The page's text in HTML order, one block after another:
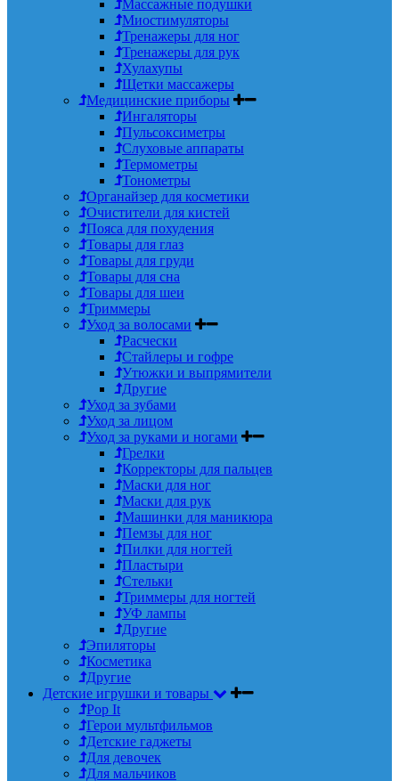
Массажные подушки
Миостимуляторы
Тренажеры для ног
Тренажеры для рук
Хулахупы
Щетки массажеры
Медицинские приборы
Ингаляторы
Пульсоксиметры
Слуховые аппараты
Термометры
Тонометры
Органайзер для косметики
Очистители для кистей
Пояса для похудения
Товары для глаз
Товары для груди
Товары для сна
Товары для шеи
Триммеры
Уход за волосами
Расчески
Стайлеры и гофре
Утюжки и выпрямители
Другие
Уход за зубами
Уход за лицом
Уход за руками и ногами
Грелки
Корректоры для пальцев
Маски для ног
Маски для рук
Машинки для маникюра
Пемзы для ног
Пилки для ногтей
Пластыри
Стельки
Триммеры для ногтей
УФ лампы
Другие
Эпиляторы
Косметика
Другие
Детские игрушки и товары
Pop It
Герои мультфильмов
Детские гаджеты
Для девочек
Для мальчиков